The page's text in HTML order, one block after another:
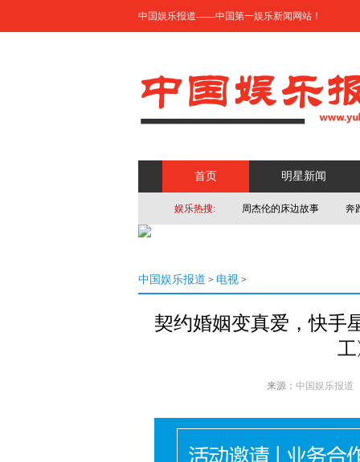
中国娱乐报道——中国第一娱乐新闻网站！
首页 明星新闻
娱乐热搜: 周杰伦的床边故事 奔
中国娱乐报道 > 电视 >
契约婚姻变真爱，快手
来源： 中国娱乐报道